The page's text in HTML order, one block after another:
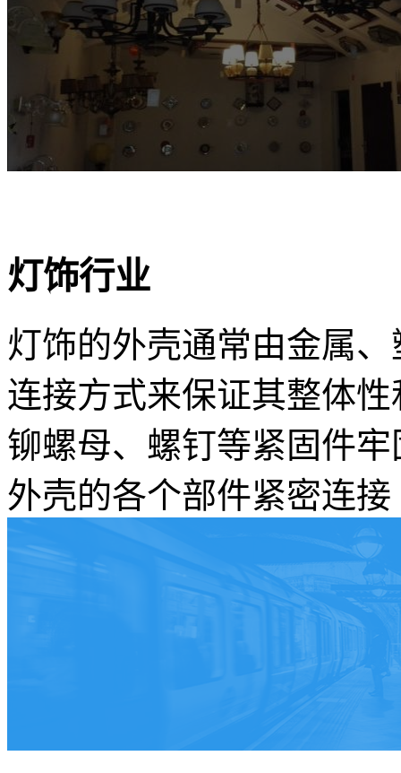
灯饰行业
灯饰的外壳通常由金属
连接方式来保证其整体
铆螺母、螺钉等紧固件
外壳的各个部件紧密连接